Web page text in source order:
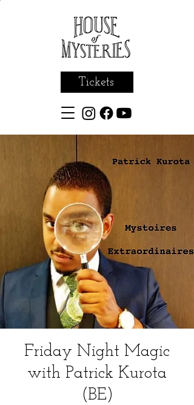
Tickets
Friday Night Magic
with Patrick Kurota
(BE)